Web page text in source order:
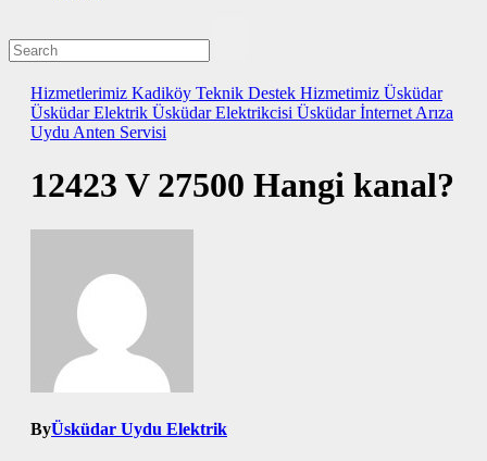
Hizmetlerimiz Kadiköy Teknik Destek Hizmetimiz Üsküdar
Üsküdar Elektrik Üsküdar Elektrikcisi Üsküdar İnternet Arıza
Uydu Anten Servisi
12423 V 27500 Hangi kanal?
ByÜsküdar Uydu Elektrik